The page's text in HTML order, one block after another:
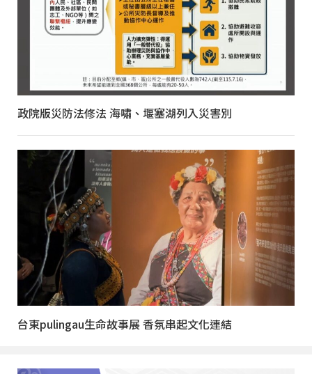
政院版災防法修法 海嘯、堰塞湖列入災害別
台東pulingau生命故事展 香氛串起文化連結